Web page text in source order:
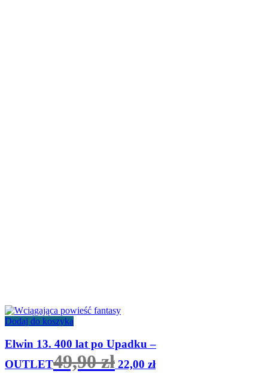
Dodaj do koszyka
Elwin 13. 400 lat po Upadku –
OUTLET49,90złcena
22,00 złcena